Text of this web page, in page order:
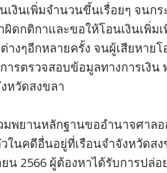
งินเพิ่มจำนวนขึ้นเรื่อยๆ จนก
ดกติกาและขอให้โอนเงินเพิ่ม
างๆอีกหลายครั้ง จนผู้เสียหาย
ารตรวจสอบข้อมูลทางการเงิน
หวัดสงขลา
มพยานหลักฐานขออำนาจศาล
นคดีอื่นอยู่ที่เรือนจำจังหวัดสง
2566 ผู้ต้องหาได้รับการปล่อ